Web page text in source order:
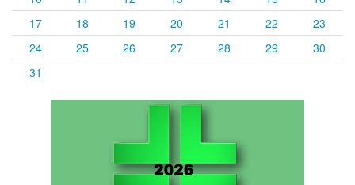
17
18 19 20 21 22
23
24
25 26 27 28 29
30
31